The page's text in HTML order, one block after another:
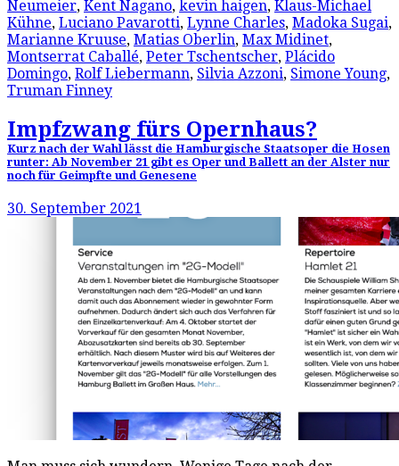
Neumeier, Kent Nagano, kevin haigen, Klaus-Michael
Kühne, Luciano Pavarotti, Lynne Charles, Madoka Sugai,
Marianne Kruuse, Matias Oberlin, Max Midinet,
Montserrat Caballé, Peter Tschentscher, Plácido
Domingo, Rolf Liebermann, Silvia Azzoni, Simone Young,
Truman Finney
Impfzwang fürs Opernhaus?
Kurz nach der Wahl lässt die Hamburgische Staatsoper die Hosen
runter: Ab November 21 gibt es Oper und Ballett an der Alster nur
noch für Geimpfte und Genesene
30. September 2021